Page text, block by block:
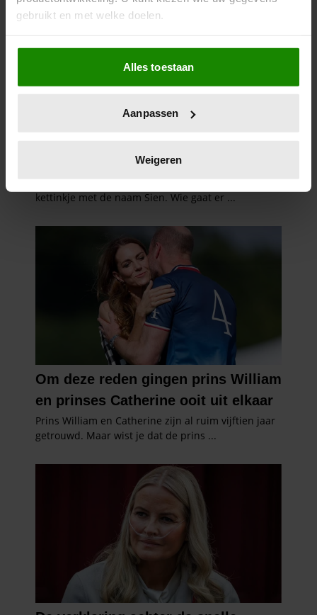
gebruikt en met welke doelen.
Als u het toestaat, willen we ook graag:
Informatie verzamelen over uw geografische
locatie, die tot een paar meter nauwkeurig kan zijn
scannen op specifieke eigenschappen (fingerprinting)
verwerkt en stel uw voorkeuren in het
intrekken in de Cookieverklaring.
We gebruiken cookies om content en advertenties te
personaliseren, om functies voor social media te bieden
en om ons websiteverkeer te analyseren. Ook delen we
informatie over uw gebruik van onze site met onze
partners voor social media, adverteren en analyse. Deze
partners kunnen deze gegevens combineren met andere
informatie die u aan ze heeft verstrekt of die ze hebben
verzameld op basis van uw gebruik van hun services. U
gaat akkoord met onze cookies als u onze website blijft
gebruiken.
Alles toestaan
Aanpassen
Weigeren